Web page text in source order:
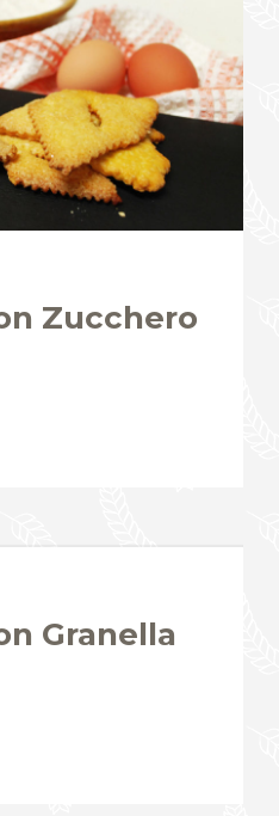
Zucchero
Granella